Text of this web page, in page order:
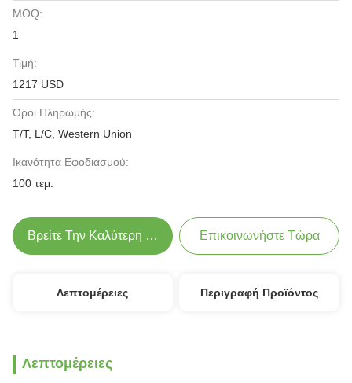
MOQ:
1
Τιμή:
1217 USD
Όροι Πληρωμής:
T/T, L/C, Western Union
Ικανότητα Εφοδιασμού:
100 τεμ.
Βρείτε Την Καλύτερη Τιμή Επικοινωνήστε Τώρα
Λεπτομέρειες Περιγραφή Προϊόντος
Λεπτομέρειες